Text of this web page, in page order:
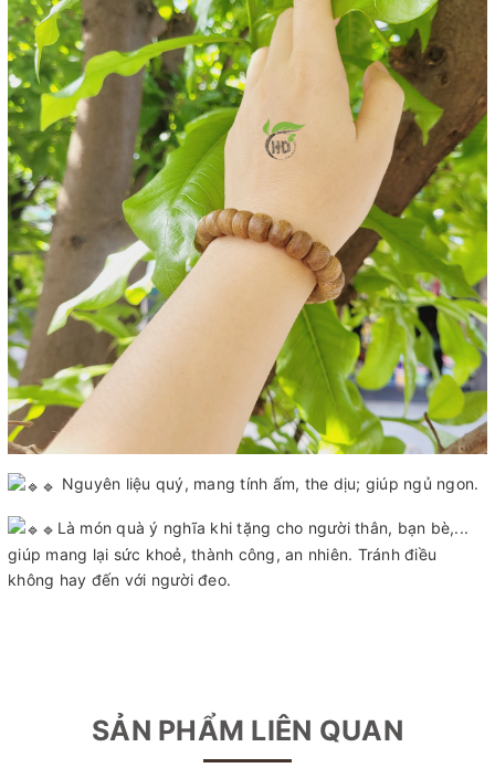
Nguyên liệu quý, mang tính ấm, the dịu; giúp ngủ ngon.
Là món quà ý nghĩa khi tặng cho người thân, bạn bè,...
giúp mang lại sức khoẻ, thành công, an nhiên. Tránh điều
không hay đến với người đeo.
SẢN PHẨM LIÊN QUAN